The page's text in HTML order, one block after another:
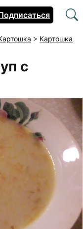
> Картошка
с